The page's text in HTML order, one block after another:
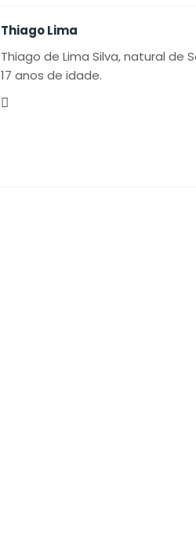
Thiago Lima
Thiago de Lima Silva, natural de
17 anos de idade.